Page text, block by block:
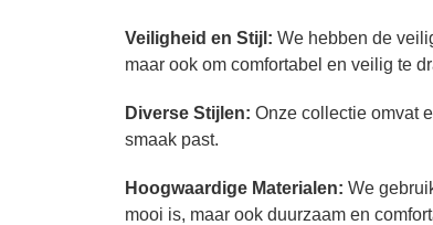
Veiligheid en Stijl: We hebben de
maar ook om comfortabel en veilig te
Diverse Stijlen: Onze collectie omvat
smaak past.
Hoogwaardige Materialen: We
mooi is, maar ook duurzaam en